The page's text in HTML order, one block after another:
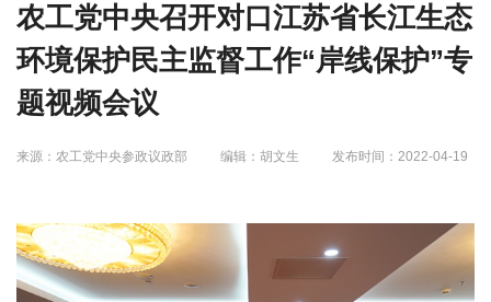
农工党中央召开对口江苏省长江生态
环境保护民主监督工作“岸线保护”专
题视频会议
来源：农工党中央参政议政部 编辑：胡文生 发布时间：2022-04-19